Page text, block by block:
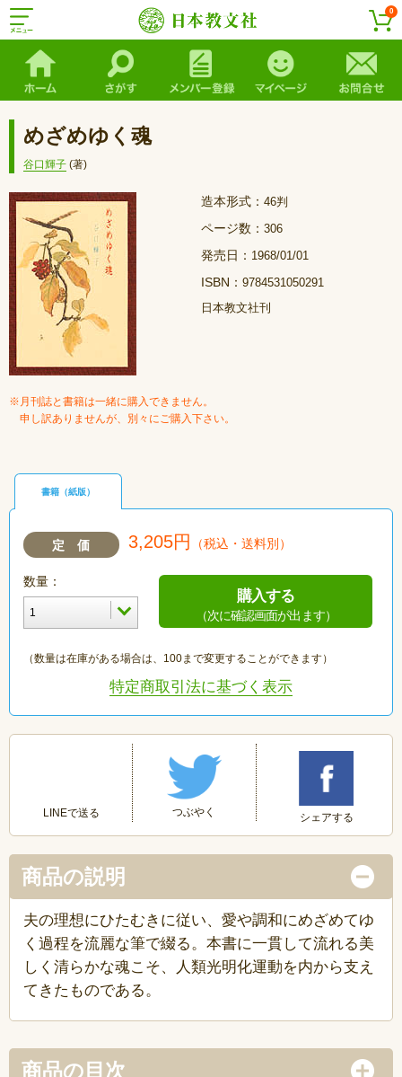
0
めざめゆく魂
谷口輝子 (著)
造本形式： 46判
ページ数： 306
発売日： 1968/01/01
ISBN： 9784531050291
日本教文社刊
※月刊誌と書籍は一緒に購入できません。
申し訳ありませんが、別々にご購入下さい。
書籍（紙版）
定 価 3,205円 （税込・送料別）
数量：
購入する
（次に確認画面が出ます）
（数量は在庫がある場合は、100まで変更することができます）
特定商取引法に基づく表示
LINEで送る つぶやく シェアする
商品の説明
夫の理想にひたむきに従い、愛や調和にめざめてゆ
く過程を流麗な筆で綴る。本書に一貫して流れる美
しく清らかな魂こそ、人類光明化運動を内から支え
てきたものである。
商品の目次